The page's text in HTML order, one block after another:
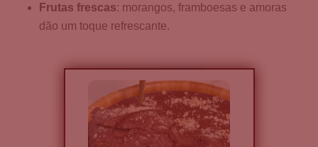
Frutas frescas: morangos, framboesas e amoras
dão um toque refrescante.